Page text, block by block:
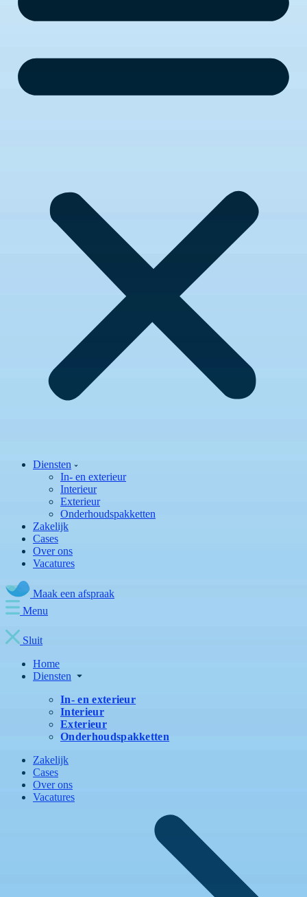
Diensten
In- en exterieur
Interieur
Exterieur
Onderhoudspakketten
Zakelijk
Cases
Over ons
Vacatures
Maak een afspraak
Menu
Sluit
Home
Diensten
In- en exterieur
Interieur
Exterieur
Onderhoudspakketten
Zakelijk
Cases
Over ons
Vacatures